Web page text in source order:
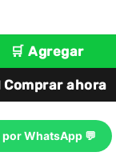
🛒 Agregar
ahora
WhatsApp 💬